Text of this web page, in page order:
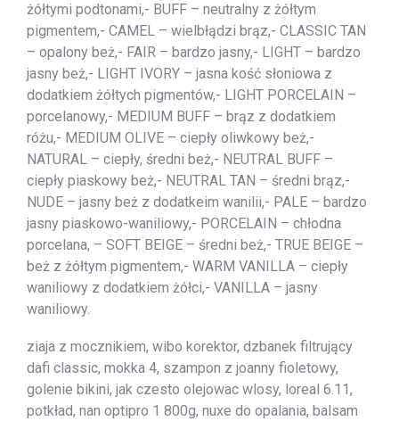
żółtymi podtonami,- BUFF – neutralny z żółtym
pigmentem,- CAMEL – wielbłądzi brąz,- CLASSIC TAN
– opalony beż,- FAIR – bardzo jasny,- LIGHT – bardzo
jasny beż,- LIGHT IVORY – jasna kość słoniowa z
dodatkiem żółtych pigmentów,- LIGHT PORCELAIN –
porcelanowy,- MEDIUM BUFF – brąz z dodatkiem
różu,- MEDIUM OLIVE – ciepły oliwkowy beż,-
NATURAL – ciepły, średni beż,- NEUTRAL BUFF –
ciepły piaskowy beż,- NEUTRAL TAN – średni brąz,-
NUDE – jasny beż z dodatkeim wanilii,- PALE – bardzo
jasny piaskowo-waniliowy,- PORCELAIN – chłodna
porcelana, – SOFT BEIGE – średni beż,- TRUE BEIGE –
beż z żółtym pigmentem,- WARM VANILLA – ciepły
waniliowy z dodatkiem żółci,- VANILLA – jasny
waniliowy.
ziaja z mocznikiem, wibo korektor, dzbanek filtrujący
dafi classic, mokka 4, szampon z joanny fioletowy,
golenie bikini, jak czesto olejowac wlosy, loreal 6.11,
potkład, nan optipro 1 800g, nuxe do opalania, balsam